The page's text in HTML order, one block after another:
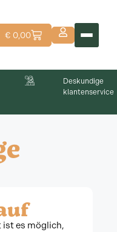
€ 0,00
Deskundige
klantenservice
ist es möglich,